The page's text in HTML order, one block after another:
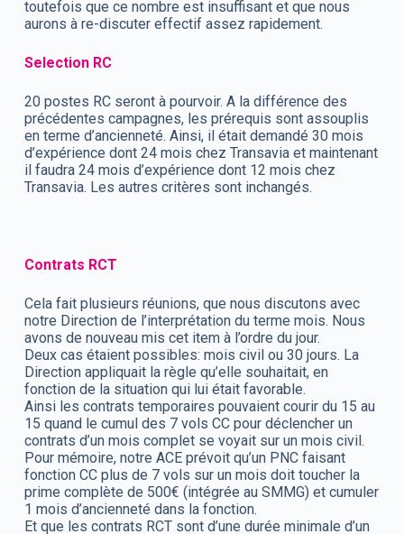
toutefois que ce nombre est insuffisant et que nous
aurons à re-discuter effectif assez rapidement.
Selection RC
20 postes RC seront à pourvoir. A la différence des
précédentes campagnes, les prérequis sont assouplis
en terme d’ancienneté. Ainsi, il était demandé 30 mois
d’expérience dont 24 mois chez Transavia et maintenant
il faudra 24 mois d’expérience dont 12 mois chez
Transavia. Les autres critères sont inchangés.
Contrats RCT
Cela fait plusieurs réunions, que nous discutons avec
notre Direction de l’interprétation du terme mois. Nous
avons de nouveau mis cet item à l’ordre du jour.
Deux cas étaient possibles: mois civil ou 30 jours. La
Direction appliquait la règle qu’elle souhaitait, en
fonction de la situation qui lui était favorable.
Ainsi les contrats temporaires pouvaient courir du 15 au
15 quand le cumul des 7 vols CC pour déclencher un
contrats d’un mois complet se voyait sur un mois civil.
Pour mémoire, notre ACE prévoit qu’un PNC faisant
fonction CC plus de 7 vols sur un mois doit toucher la
prime complète de 500€ (intégrée au SMMG) et cumuler
1 mois d’ancienneté dans la fonction.
Et que les contrats RCT sont d’une durée minimale d’un